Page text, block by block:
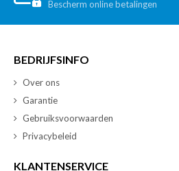
Bescherm online betalingen
BEDRIJFSINFO
Over ons
Garantie
Gebruiksvoorwaarden
Privacybeleid
KLANTENSERVICE